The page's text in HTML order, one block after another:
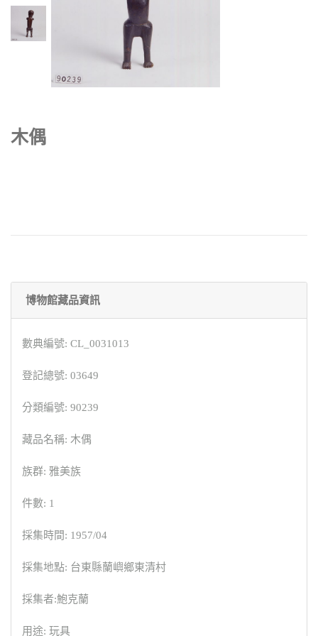
木偶
博物館藏品資訊
數典編號: CL_0031013
登記總號: 03649
分類編號: 90239
藏品名稱: 木偶
族群: 雅美族
件數: 1
採集時間: 1957/04
採集地點: 台東縣蘭嶼鄉東清村
採集者:鮑克蘭
用途: 玩具